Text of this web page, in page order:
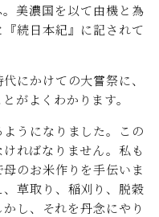
。美濃国を以て由機と為
続日本紀』に記されて
にかけての大嘗祭に、
がよくわかります。
うになりました。この
ればなりません。私も
のお米作りを手伝いま
草取り、稲刈り、脱穀
し、それを丹念にやり